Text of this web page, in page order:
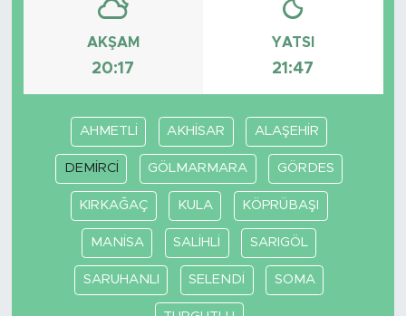
AKŞAM
20:17
YATSI
21:47
AHMETLİ AKHİSAR ALAŞEHİR
DEMİRCİ GÖLMARMARA GÖRDES
KIRKAĞAÇ KULA KÖPRÜBAŞI
MANİSA SALİHLİ SARIGÖL
SARUHANLI SELENDİ SOMA